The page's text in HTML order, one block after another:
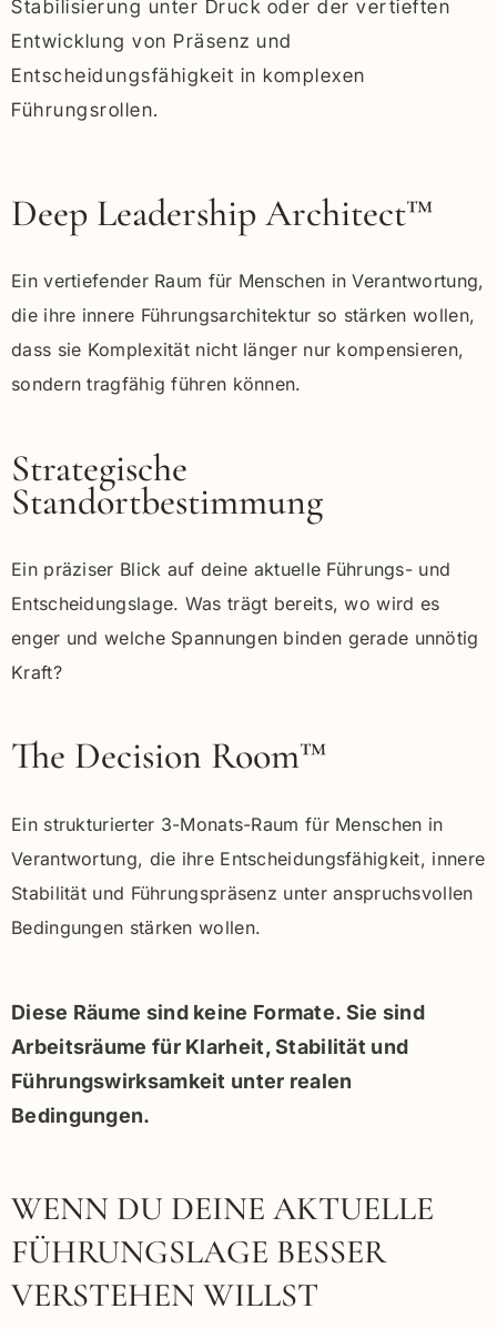
Stabilisierung unter Druck oder der vertieften
Entwicklung von Präsenz und
Entscheidungsfähigkeit in komplexen
Führungsrollen.
Deep Leadership Architect™
Ein vertiefender Raum für Menschen in Verantwortung,
die ihre innere Führungsarchitektur so stärken wollen,
dass sie Komplexität nicht länger nur kompensieren,
sondern tragfähig führen können.
Strategische
Standortbestimmung
Ein präziser Blick auf deine aktuelle Führungs- und
Entscheidungslage. Was trägt bereits, wo wird es
enger und welche Spannungen binden gerade unnötig
Kraft?
The Decision Room™
Ein strukturierter 3-Monats-Raum für Menschen in
Verantwortung, die ihre Entscheidungsfähigkeit, innere
Stabilität und Führungspräsenz unter anspruchsvollen
Bedingungen stärken wollen.
Diese Räume sind keine Formate. Sie sind
Arbeitsräume für Klarheit, Stabilität und
Führungswirksamkeit unter realen
Bedingungen.
WENN DU DEINE AKTUELLE
FÜHRUNGSLAGE BESSER
VERSTEHEN WILLST